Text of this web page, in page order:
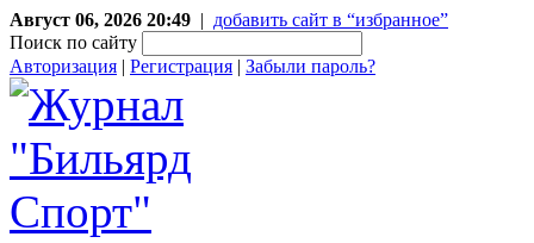
Август 06, 2026 20:49 | добавить сайт в “избранное”
Поиск по сайту
Авторизация | Регистрация | Забыли пароль?